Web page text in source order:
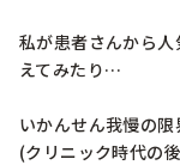
私が患者さんから
えてみたり…
いかんせん我慢の
(クリニック時代の